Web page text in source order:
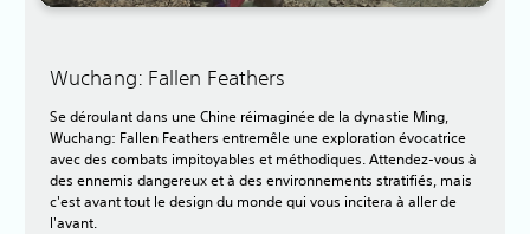
Wuchang: Fallen Feathers
Se déroulant dans une Chine réimaginée de la dynastie Ming,
Wuchang: Fallen Feathers entremêle une exploration évocatrice
avec des combats impitoyables et méthodiques. Attendez-vous à
des ennemis dangereux et à des environnements stratifiés, mais
c'est avant tout le design du monde qui vous incitera à aller de
l'avant.